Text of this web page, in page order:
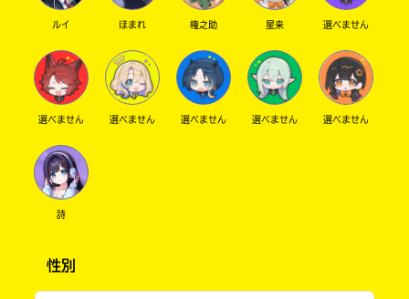
ルイ ほまれ 権之助 星来 選べません
選べません 選べません 選べません 選べません 選べません
詩
性別